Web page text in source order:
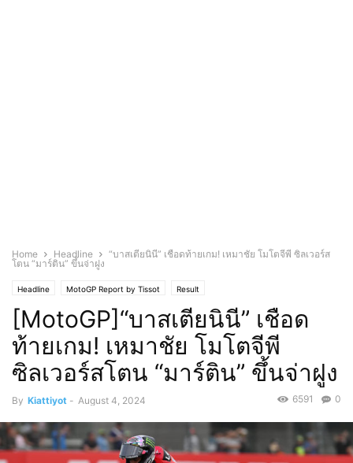
Home Headline
“บาสเตียนินี” เชือดท้ายเกม! เหมาชัย โมโตจีพี ซิลเวอร์ส
โตน “มาร์ติน” ขึ้นจ่าฝูง
Headline MotoGP Report by Tissot Result
[MotoGP]“บาสเตียนินี” เชือด
ท้ายเกม! เหมาชัย โมโตจีพี
ซิลเวอร์สโตน “มาร์ติน” ขึ้นจ่าฝูง
By Kiattiyot - August 4, 2024 0
6591